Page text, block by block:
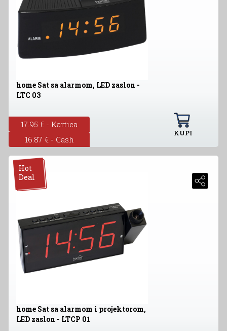
home Sat sa alarmom, LED zaslon -
LTC 03
17.95 € - Kartica
16.87 € - Cash
KUPI
Hot
Deal
home Sat sa alarmom i projektorom,
LED zaslon - LTCP 01